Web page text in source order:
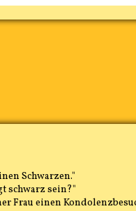
Schwarzen."
schwarz sein?"
Frau einen